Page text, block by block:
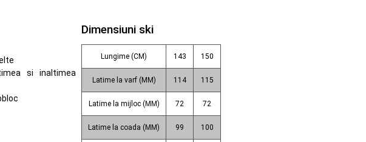
si inaltimea
Dimensiuni ski
Lungime (CM) 143 150
Latime la varf (MM) 114 115
Latime la mijloc (MM) 72 72
Latime la coada (MM) 99 100